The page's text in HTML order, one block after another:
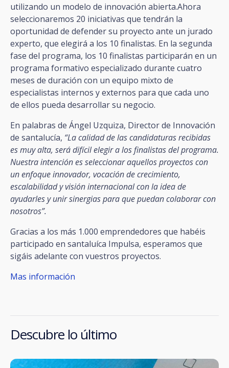
utilizando un modelo de innovación abierta.Ahora
seleccionaremos 20 iniciativas que tendrán la
oportunidad de defender su proyecto ante un jurado
experto, que elegirá a los 10 finalistas. En la segunda
fase del programa, los 10 finalistas participarán en un
programa formativo especializado durante cuatro
meses de duración con un equipo mixto de
especialistas internos y externos para que cada uno
de ellos pueda desarrollar su negocio.
En palabras de Ángel Uzquiza, Director de Innovación
de santalucía, “La calidad de las candidaturas recibidas
es muy alta, será difícil elegir a los finalistas del programa.
Nuestra intención es seleccionar aquellos proyectos con
un enfoque innovador, vocación de crecimiento,
escalabilidad y visión internacional con la idea de
ayudarles y unir sinergias para que puedan colaborar con
nosotros”.
Gracias a los más 1.000 emprendedores que habéis
participado en santaluíca Impulsa, esperamos que
sigáis adelante con vuestros proyectos.
Mas información
Descubre lo último